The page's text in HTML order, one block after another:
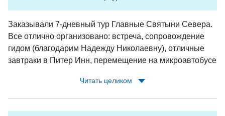
"Мраморный каньон".
Заказывали 7-дневный тур Главные Святыни Севера.
Все отлично организовано: встреча, сопровождение
гидом (благодарим Надежду Николаевну), отличные
завтраки в Питер Инн, перемещение на микроавтобусе
распланирован - посмотрели все значимые
Читать целиком